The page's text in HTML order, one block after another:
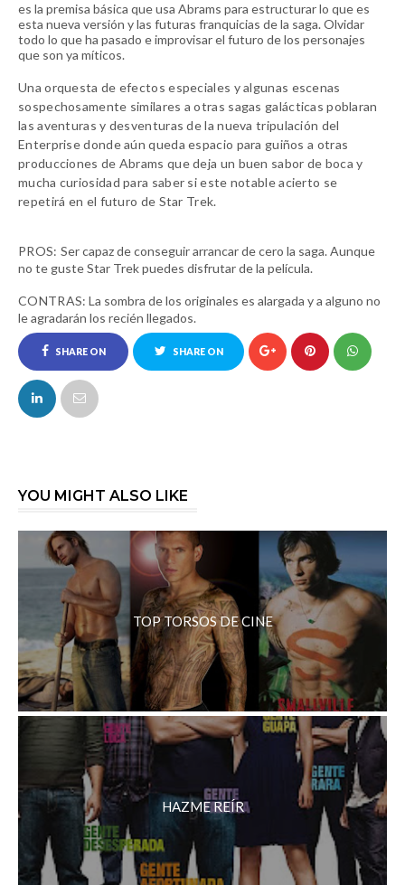
es la premisa básica que usa Abrams para estructurar lo que es
esta nueva versión y las futuras franquicias de la saga. Olvidar
todo lo que ha pasado e improvisar el futuro de los personajes
que son ya míticos.
Una orquesta de efectos especiales y algunas escenas
sospechosamente similares a otras sagas galácticas poblaran
las aventuras y desventuras de la nueva tripulación del
Enterprise donde aún queda espacio para guiños a otras
producciones de Abrams que deja un buen sabor de boca y
mucha curiosidad para saber si este notable acierto se
repetirá en el futuro de Star Trek.
PROS: Ser capaz de conseguir arrancar de cero la saga. Aunque
no te guste Star Trek puedes disfrutar de la película.
CONTRAS: La sombra de los originales es alargada y a alguno no
le agradarán los recién llegados.
SHARE ON
FACEBOOK
SHARE ON
YOU MIGHT ALSO LIKE
TOP TORSOS DE CINE
HAZME REÍR